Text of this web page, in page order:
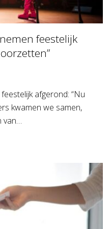
feestelijk
afgerond: “Nu
kwamen we samen,
van…